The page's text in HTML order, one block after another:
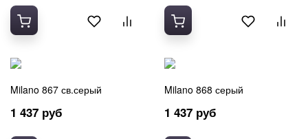
Milano 867 св.серый
1 437 руб
Milano 868 серый
1 437 руб